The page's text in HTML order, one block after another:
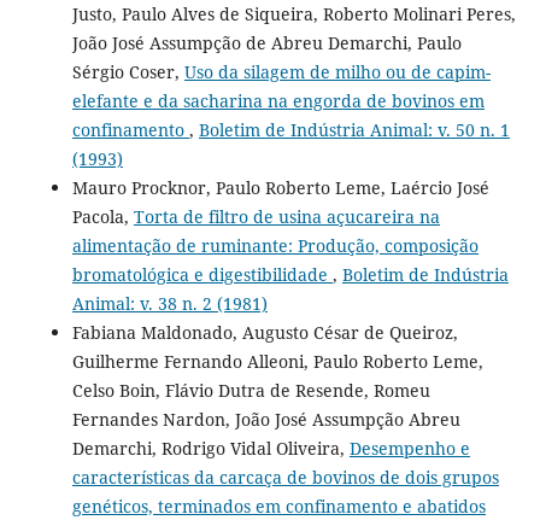
Justo, Paulo Alves de Siqueira, Roberto Molinari Peres,
João José Assumpção de Abreu Demarchi, Paulo
Sérgio Coser, Uso da silagem de milho ou de capim-
elefante e da sacharina na engorda de bovinos em
confinamento , Boletim de Indústria Animal: v. 50 n. 1
(1993)
Mauro Procknor, Paulo Roberto Leme, Laércio José
Pacola, Torta de filtro de usina açucareira na
alimentação de ruminante: Produção, composição
bromatológica e digestibilidade , Boletim de Indústria
Animal: v. 38 n. 2 (1981)
Fabiana Maldonado, Augusto César de Queiroz,
Guilherme Fernando Alleoni, Paulo Roberto Leme,
Celso Boin, Flávio Dutra de Resende, Romeu
Fernandes Nardon, João José Assumpção Abreu
Demarchi, Rodrigo Vidal Oliveira, Desempenho e
características da carcaça de bovinos de dois grupos
genéticos, terminados em confinamento e abatidos